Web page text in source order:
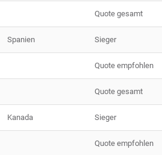
Quote gesamt
Spanien Sieger
Quote empfohlen
Quote gesamt
Kanada Sieger
Quote empfohlen